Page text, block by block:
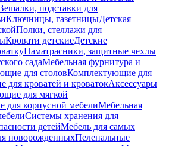
подставки для
Ключницы, газетницыДетская
Полки, стеллажи для
Кровати детскиеДетские
Наматрасники, защитные чехлы
садаМебельная фурнитура и
для столовКомплектующие для
для кроватей и кроватокАксессуары
для мягкой
для корпусной мебелиМебельная
Системы хранения для
детейМебель для самых
новорожденныхПеленальные